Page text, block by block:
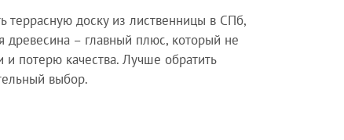
террасную доску из лиственницы в СПб,
древесина – главный плюс, который не
потерю качества. Лучше обратить
выбор.